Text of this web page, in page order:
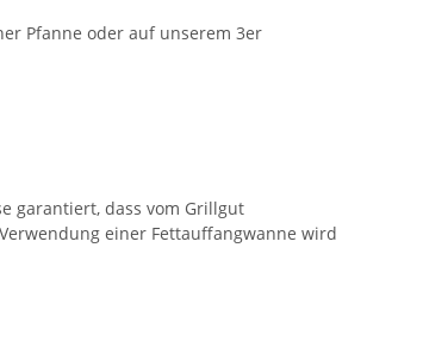
Pfanne oder auf unserem 3er
garantiert, dass vom Grillgut
einer Fettauffangwanne wird